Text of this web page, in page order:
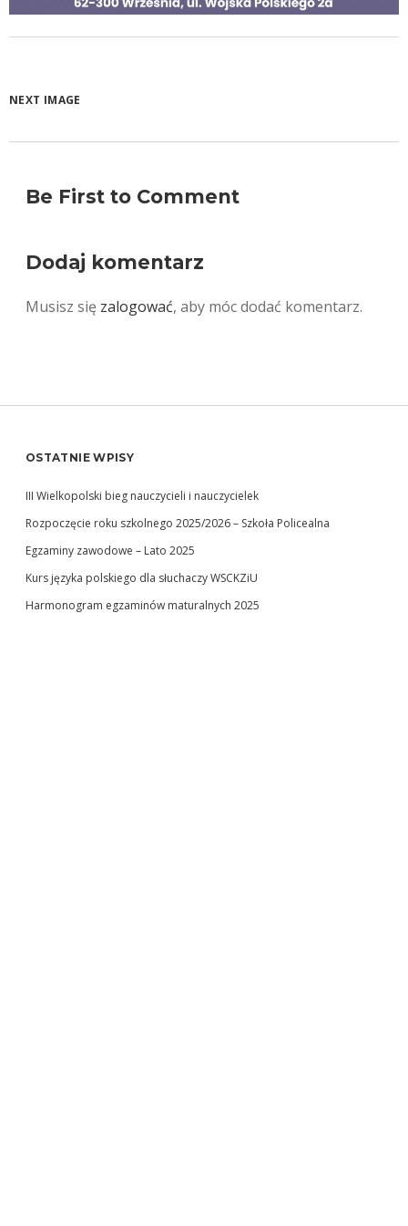
NEXT IMAGE
Be First to Comment
Dodaj komentarz
Musisz się zalogować, aby móc dodać komentarz.
OSTATNIE WPISY
III Wielkopolski bieg nauczycieli i nauczycielek
Rozpoczęcie roku szkolnego 2025/2026 – Szkoła Policealna
Egzaminy zawodowe – Lato 2025
Kurs języka polskiego dla słuchaczy WSCKZiU
Harmonogram egzaminów maturalnych 2025